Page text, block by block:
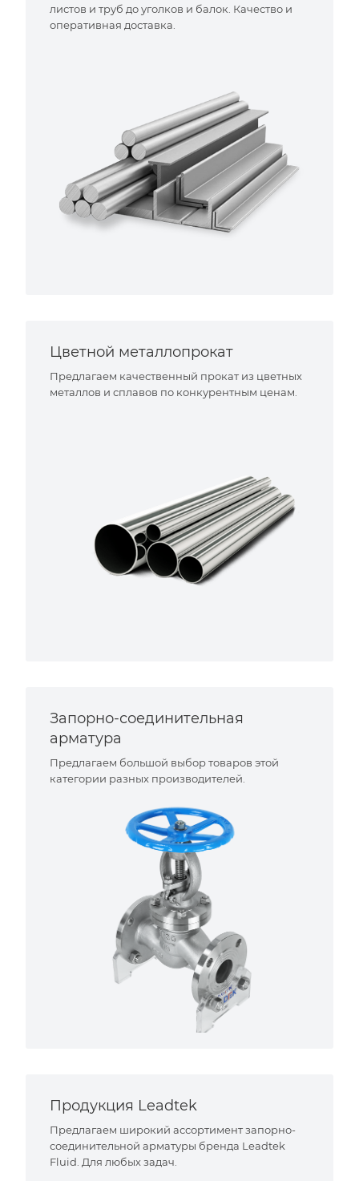
листов и труб до уголков и балок. Качество и
оперативная доставка.
Цветной металлопрокат
Предлагаем качественный прокат из цветных
металлов и сплавов по конкурентным ценам.
Запорно-соединительная
арматура
Предлагаем большой выбор товаров этой
категории разных производителей.
Продукция Leadtek
Предлагаем широкий ассортимент запорно-
соединительной арматуры бренда Leadtek
Fluid. Для любых задач.